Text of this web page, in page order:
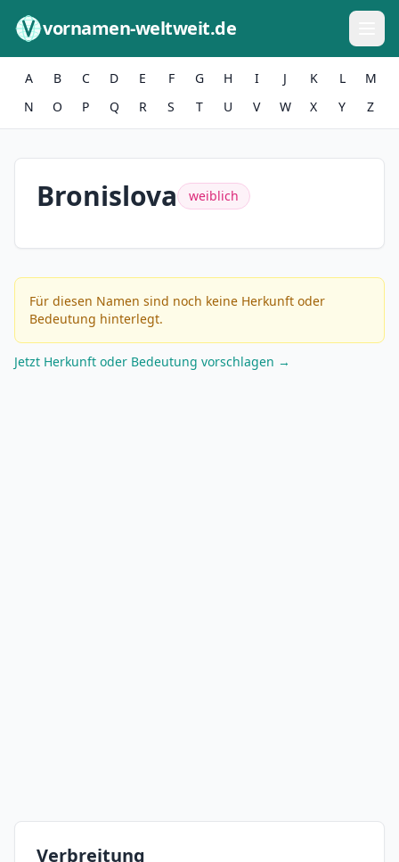
vornamen-weltweit.de
A B C D E F G H I J K L
M
N
O P Q R S T U V W X Y Z
Bronislova weiblich
Für diesen Namen sind noch keine Herkunft oder
Bedeutung hinterlegt.
Jetzt Herkunft oder Bedeutung vorschlagen →
Verbreitung